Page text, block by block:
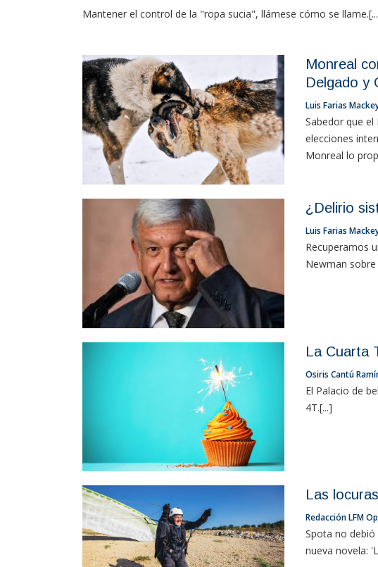
Mantener el control de la "ropa sucia", llámese cómo se
Monreal
Delgado y
Luis Farias
Sabedor que
elecciones
Monreal lo
¿Delirio
Luis Farias
Recuperamos
Newman
La Cuarta
Osiris Cantú
El Palacio de
4T.[...]
Las
Redacción LFM
Spota no
nueva novela: